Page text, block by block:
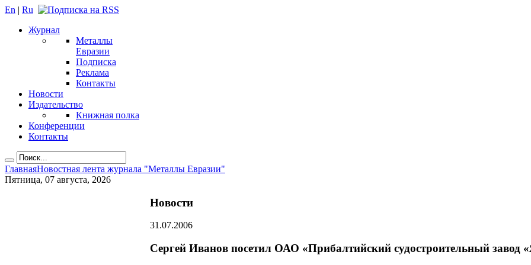
En | Ru
Журнал
Металлы
Евразии
Подписка
Реклама
Контакты
Новости
Издательство
Книжная полка
Конференции
Контакты
ГлавнаяНовостная лента журнала "Металлы Евразии"
Пятница, 07 августа, 2026
Новости
31.07.2006
Сергей Иванов посетил ОАО «Прибалтийский судостроительный завод